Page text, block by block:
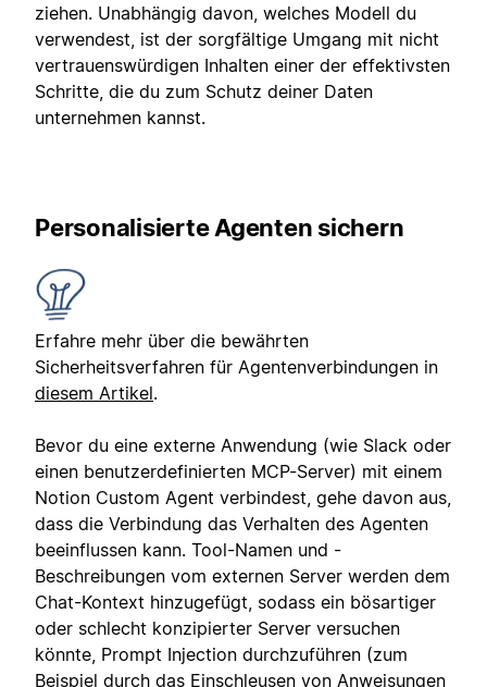
ziehen. Unabhängig davon, welches Modell du
verwendest, ist der sorgfältige Umgang mit nicht
vertrauenswürdigen Inhalten einer der effektivsten
Schritte, die du zum Schutz deiner Daten
unternehmen kannst.
Personalisierte Agenten sichern
Erfahre mehr über die bewährten
Sicherheitsverfahren für Agentenverbindungen in
diesem Artikel.
Bevor du eine externe Anwendung (wie Slack oder
einen benutzerdefinierten MCP-Server) mit einem
Notion Custom Agent verbindest, gehe davon aus,
dass die Verbindung das Verhalten des Agenten
beeinflussen kann. Tool-Namen und -
Beschreibungen vom externen Server werden dem
Chat-Kontext hinzugefügt, sodass ein bösartiger
oder schlecht konzipierter Server versuchen
könnte, Prompt Injection durchzuführen (zum
Beispiel durch das Einschleusen von Anweisungen